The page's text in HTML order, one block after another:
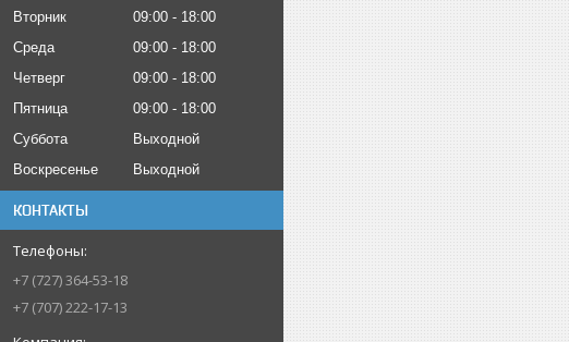
Вторник
09:00
18:00
Среда
09:00
18:00
Четверг
09:00
18:00
Пятница
09:00
18:00
Суббота
Выходной
Воскресенье
Выходной
КОНТАКТЫ
+7 (727) 364-53-18
+7 (707) 222-17-13